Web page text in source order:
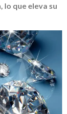
que eleva su